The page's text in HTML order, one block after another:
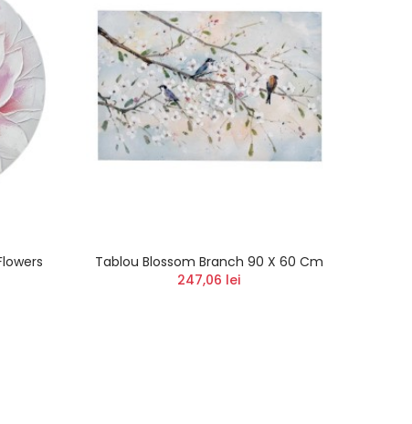
Tablou Blossom Branch 90 X 60 Cm
247,06 lei